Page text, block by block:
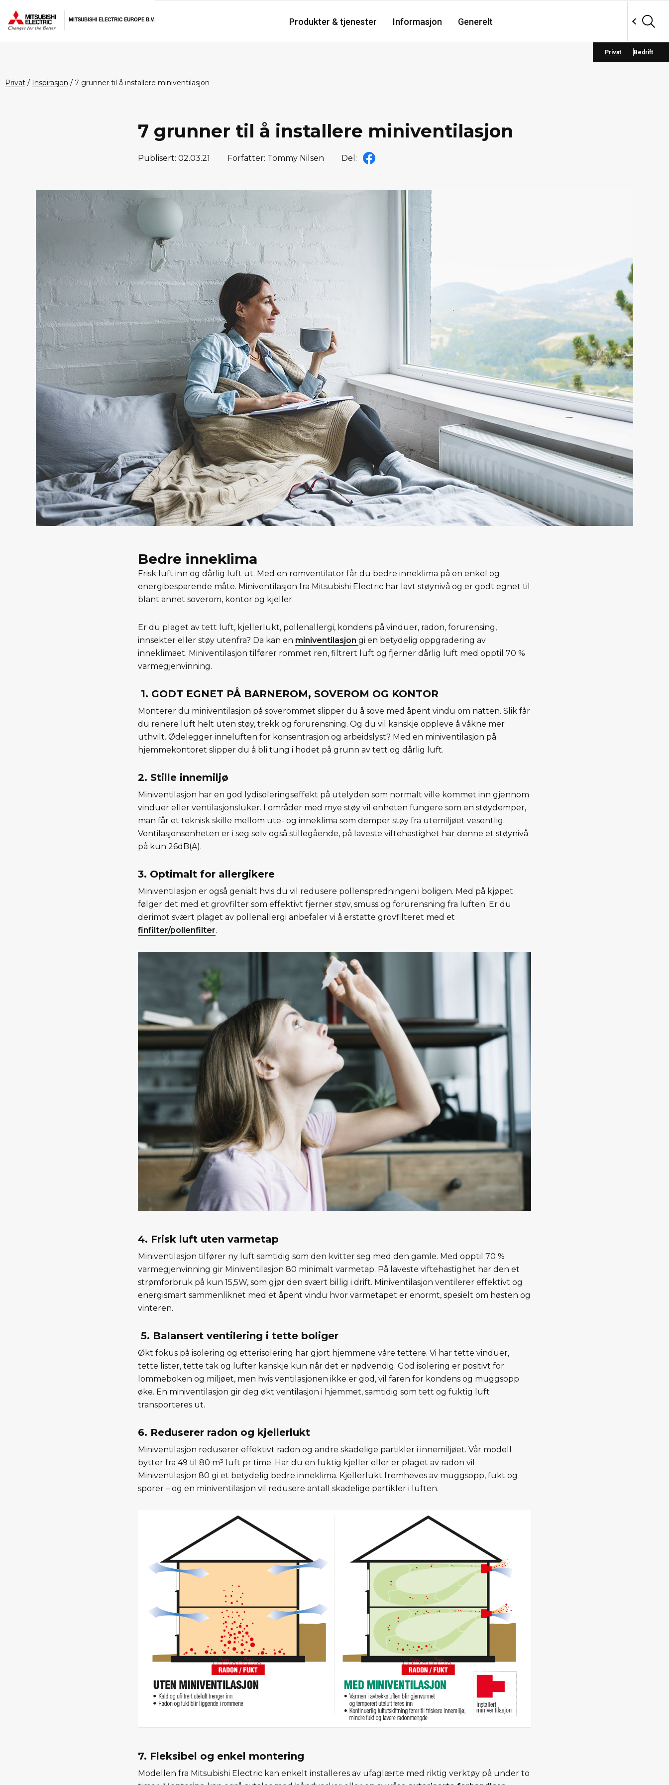
primær
hovedinnhold
bunntekst
MITSUBISHI ELECTRIC EUROPE B.V. Produkter & tjenester Informasjon Generelt
Privat Bedrift
privat / Inspirasjon / 7 grunner til å installere miniventilasjon
7 grunner til å installere miniventilasjon
Publisert: 02.03.21 Forfatter: Tommy Nilsen Del:
Bedre inneklima
Frisk luft inn og dårlig luft ut. Med en romventilator får du bedre inneklima på en enkel og
energibesparende måte. Miniventilasjon fra Mitsubishi Electric har lavt støynivå og er godt egnet til
blant annet soverom, kontor og kjeller.
Er du plaget av tett luft, kjellerlukt, pollenallergi, kondens på vinduer, radon, forurensing,
innsekter eller støy utenfra? Da kan en miniventilasjon gi en betydelig oppgradering av
inneklimaet. Miniventilasjon tilfører rommet ren, filtrert luft og fjerner dårlig luft med opptil 70 %
varmegjenvinning.
1. GODT EGNET PÅ BARNEROM, SOVEROM OG KONTOR
Monterer du miniventilasjon på soverommet slipper du å sove med åpent vindu om natten. Slik får
du renere luft helt uten støy, trekk og forurensning. Og du vil kanskje oppleve å våkne mer
uthvilt. Ødelegger inneluften for konsentrasjon og arbeidslyst? Med en miniventilasjon på
hjemmekontoret slipper du å bli tung i hodet på grunn av tett og dårlig luft.
2. Stille innemiljø
Miniventilasjon har en god lydisoleringseffekt på utelyden som normalt ville kommet inn gjennom
vinduer eller ventilasjons­luker. I områder med mye støy vil enheten fungere som en støydemper,
man får et teknisk skille mellom ute- og inneklima som demper støy fra utemiljøet vesentlig.
Ventilasjonsenheten er i seg selv også stillegående, på laveste viftehastighet har denne et støynivå
på kun 26dB(A).
3. Optimalt for allergikere
Miniventilasjon er også genialt hvis du vil redusere pollenspredningen i boligen. Med på kjøpet
følger det med et grovfilter som effektivt fjerner støv, smuss og forurensning fra luften. Er du
derimot svært plaget av pollenallergi anbefaler vi å erstatte grovfilteret med et
finfilter/pollenfilter.
4. Frisk luft uten varmetap
Miniventilasjon tilfører ny luft samtidig som den kvitter seg med den gamle. Med opptil 70 %
varmegjenvinning gir Miniventilasjon 80 minimalt varmetap. På laveste viftehastighet har den et
strømforbruk på kun 15,5W, som gjør den svært billig i drift. Miniventilasjon ventilerer effektivt og
energismart sammenliknet med et åpent vindu hvor varmetapet er enormt, spesielt om høsten og
vinteren.
5. Balansert ventilering i tette boliger
Økt fokus på isolering og etterisolering har gjort hjemmene våre tettere. Vi har tette vinduer,
tette lister, tette tak og lufter kanskje kun når det er nødvendig. God isolering er positivt for
lommeboken og miljøet, men hvis ventilasjonen ikke er god, vil faren for kondens og muggsopp
øke. En miniventilasjon gir deg økt ventilasjon i hjemmet, samtidig som tett og fuktig luft
transporteres ut.
6. Reduserer radon og kjellerlukt
Miniventilasjon reduserer effektivt radon og andre skadelige partikler i innemiljøet. Vår modell
bytter fra 49 til 80 m³ luft pr time. Har du en fuktig kjeller eller er plaget av radon vil
Miniventilasjon 80 gi et betydelig bedre inneklima. Kjellerlukt fremheves av muggsopp, fukt og
sporer – og en miniventilasjon vil redusere antall skadelige partikler i luften.
7. Fleksibel og enkel montering
Modellen fra Mitsubishi Electric kan enkelt installeres av ufaglærte med riktig verktøy på under to